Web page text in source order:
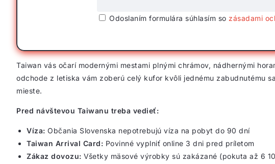
Odoslaním formulára súhlasím so zásadami
Taiwan vás očarí modernými mestami plnými chrámov, nádhernými
odchode z letiska vám zoberú celý kufor kvôli jednému zabudnutému
mieste.
Pred návštevou Taiwanu treba vedieť:
Víza: Občania Slovenska nepotrebujú víza na pobyt do 90 dní
Taiwan Arrival Card: Povinné vyplniť online 3 dni pred príletom
Zákaz dovozu: Všetky mäsové výrobky sú zakázané (pokuta až 6